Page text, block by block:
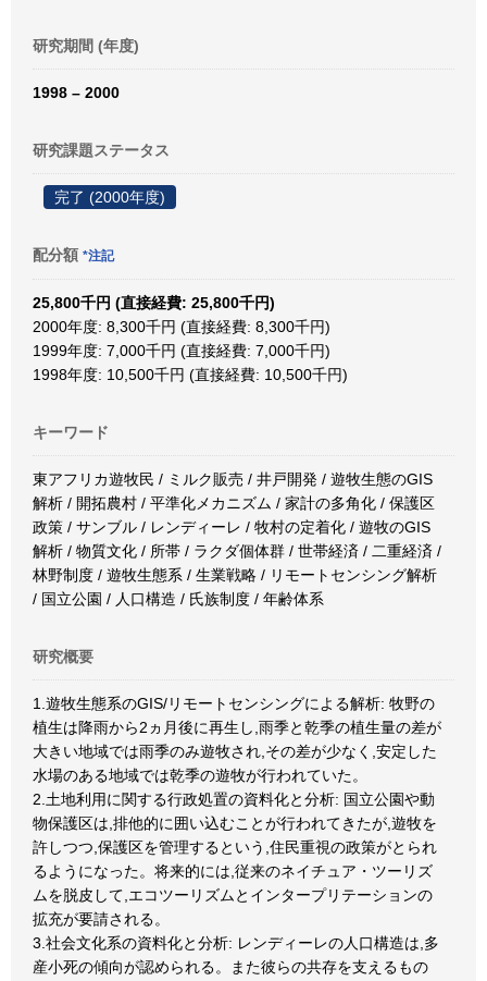
研究期間 (年度)
1998 – 2000
研究課題ステータス
完了 (2000年度)
配分額 *注記
25,800千円 (直接経費: 25,800千円)
2000年度: 8,300千円 (直接経費: 8,300千円)
1999年度: 7,000千円 (直接経費: 7,000千円)
1998年度: 10,500千円 (直接経費: 10,500千円)
キーワード
東アフリカ遊牧民 / ミルク販売 / 井戸開発 / 遊牧生態のGIS
解析 / 開拓農村 / 平準化メカニズム / 家計の多角化 / 保護区
政策 / サンブル / レンディーレ / 牧村の定着化 / 遊牧のGIS
解析 / 物質文化 / 所帯 / ラクダ個体群 / 世帯経済 / 二重経済 /
林野制度 / 遊牧生態系 / 生業戦略 / リモートセンシング解析
/ 国立公園 / 人口構造 / 氏族制度 / 年齢体系
研究概要
1.遊牧生態系のGIS/リモートセンシングによる解析: 牧野の
植生は降雨から2ヵ月後に再生し,雨季と乾季の植生量の差が
大きい地域では雨季のみ遊牧され,その差が少なく,安定した
水場のある地域では乾季の遊牧が行われていた。
2.土地利用に関する行政処置の資料化と分析: 国立公園や動
物保護区は,排他的に囲い込むことが行われてきたが,遊牧を
許しつつ,保護区を管理するという,住民重視の政策がとられ
るようになった。将来的には,従来のネイチュア・ツーリズ
ムを脱皮して,エコツーリズムとインタープリテーションの
拡充が要請される。
3.社会文化系の資料化と分析: レンディーレの人口構造は,多
産小死の傾向が認められる。また彼らの共存を支えるもの